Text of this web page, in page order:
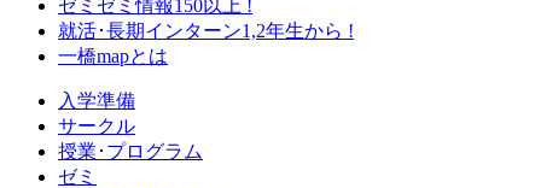
ゼミ ゼミ情報150以上 !
就活･長期インターン1,2年生から !
一橋mapとは
入学準備
サークル
授業･プログラム
ゼミ